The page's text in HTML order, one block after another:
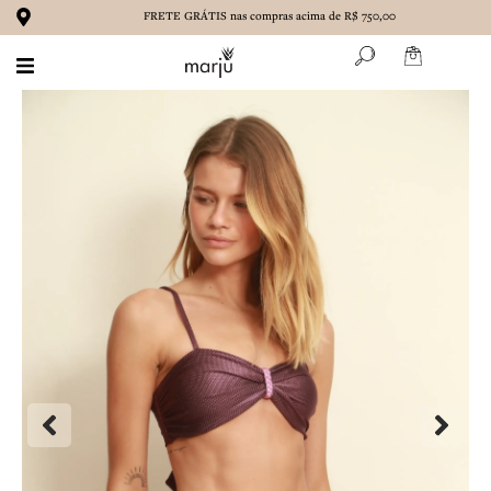
para
FRETE GRÁTIS nas compras acima de R$ 750,00